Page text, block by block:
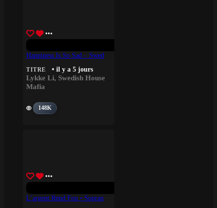
TITRE • il y a 5 jours
Lykke Li, Swedish House
Mafia
148K